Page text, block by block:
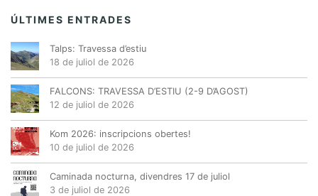
ÚLTIMES ENTRADES
Talps: Travessa d’estiu
18 de juliol de 2026
FALCONS: TRAVESSA D’ESTIU (2-9 D’AGOST)
12 de juliol de 2026
Kom 2026: inscripcions obertes!
10 de juliol de 2026
Caminada nocturna, divendres 17 de juliol
3 de juliol de 2026